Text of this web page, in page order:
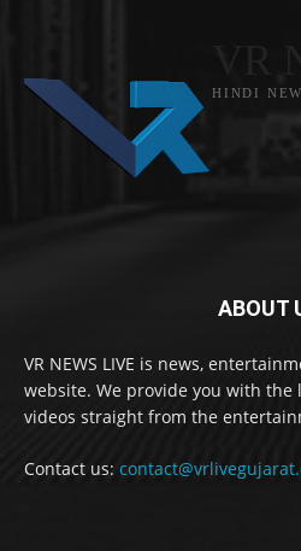
HINDI
ABOUT
VR NEWS LIVE is news,
website. We provide you with the
videos straight from the
Contact us: